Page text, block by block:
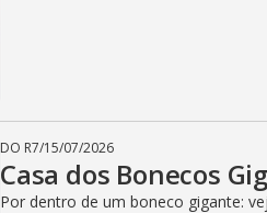
DO R7/15/07/2026
Casa dos Bonecos
Por dentro de um boneco gigante: